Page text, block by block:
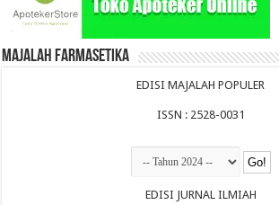
Majalah Farmasetika
EDISI MAJALAH POPULER
ISSN : 2528-0031
EDISI JURNAL ILMIAH